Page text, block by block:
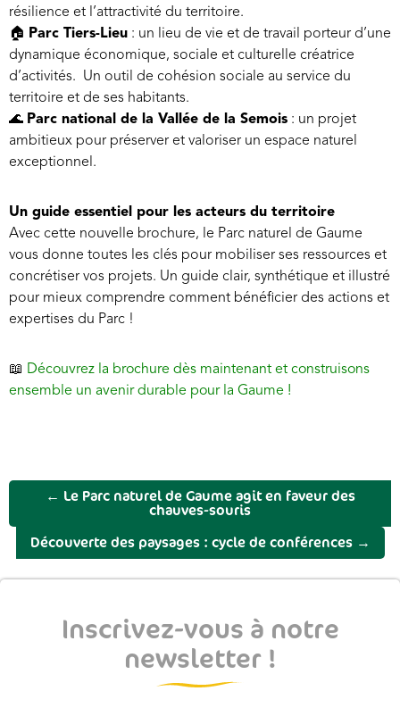
résilience et l’attractivité du territoire.
🏠 Parc Tiers-Lieu : un lieu de vie et de travail porteur d’une
dynamique économique, sociale et culturelle créatrice
d’activités. Un outil de cohésion sociale au service du
territoire et de ses habitants.
🌊 Parc national de la Vallée de la Semois : un projet
ambitieux pour préserver et valoriser un espace naturel
exceptionnel.
Un guide essentiel pour les acteurs du territoire
Avec cette nouvelle brochure, le Parc naturel de Gaume
vous donne toutes les clés pour mobiliser ses ressources et
concrétiser vos projets. Un guide clair, synthétique et illustré
pour mieux comprendre comment bénéficier des actions et
expertises du Parc !
📖 Découvrez la brochure dès maintenant et construisons
ensemble un avenir durable pour la Gaume !
← Le Parc naturel de Gaume agit en faveur des
chauves-souris
Découverte des paysages : cycle de conférences →
Inscrivez-vous à notre
newsletter !